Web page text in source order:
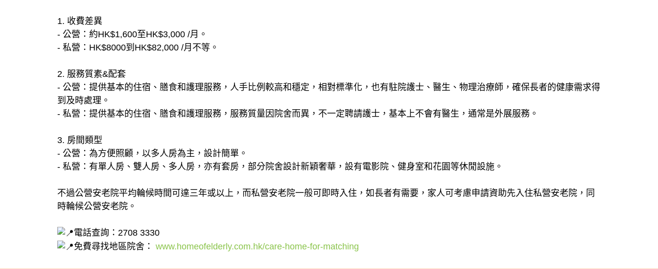
1. 收費差異
- 公營：約HK$1,600至HK$3,000 /月。
- 私營：HK$8000到HK$82,000 /月不等。
2. 服務質素&配套
- 公營：提供基本的住宿、膳食和護理服務，人手比例較高和穩定，相對標準化，也有駐院護士、醫生、物理治療師，確保長者的健康需求得
到及時處理。
- 私營：提供基本的住宿、膳食和護理服務，服務質量因院舍而異，不一定聘請護士，基本上不會有醫生，通常是外展服務。
3. 房間類型
- 公營：為方便照顧，以多人房為主，設計簡單。
- 私營：有單人房、雙人房、多人房，亦有套房，部分院舍設計新穎奢華，設有電影院、健身室和花園等休閒設施。
不過公營安老院平均輪候時間可達三年或以上，而私營安老院一般可即時入住，如長者有需要，家人可考慮申請資助先入住私營安老院，同
時輪候公營安老院。
電話查詢：2708 3330
免費尋找地區院舍： www.homeofelderly.com.hk/care-home-for-matching